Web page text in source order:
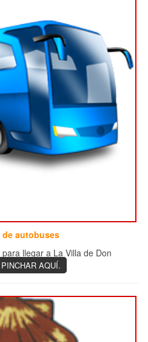
de autobuses
llegar a La Villa de Don
PINCHAR AQUÍ.